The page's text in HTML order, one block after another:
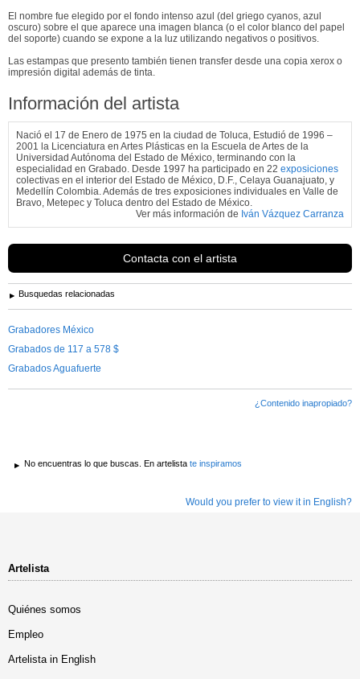
El nombre fue elegido por el fondo intenso azul (del griego cyanos, azul
oscuro) sobre el que aparece una imagen blanca (o el color blanco del papel
del soporte) cuando se expone a la luz utilizando negativos o positivos.
Las estampas que presento también tienen transfer desde una copia xerox o
impresión digital además de tinta.
Información del artista
Nació el 17 de Enero de 1975 en la ciudad de Toluca, Estudió de 1996 –
2001 la Licenciatura en Artes Plásticas en la Escuela de Artes de la
Universidad Autónoma del Estado de México, terminando con la
especialidad en Grabado. Desde 1997 ha participado en 22 exposiciones
colectivas en el interior del Estado de México, D.F., Celaya Guanajuato, y
Medellín Colombia. Además de tres exposiciones individuales en Valle de
Bravo, Metepec y Toluca dentro del Estado de México.
Ver más información de Iván Vázquez Carranza
Contacta con el artista
Busquedas relacionadas
Grabadores México
Grabados de 117 a 578 $
Grabados Aguafuerte
¿Contenido inapropiado?
No encuentras lo que buscas. En artelista te inspiramos
Would you prefer to view it in English?
Artelista
Quiénes somos
Empleo
Artelista in English